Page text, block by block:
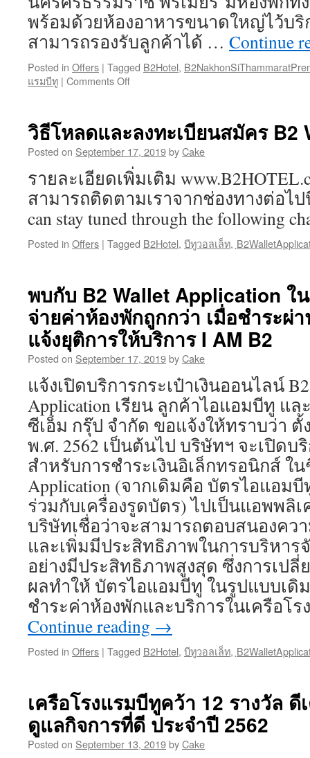
พร้อมด้วยห้องอาหารขนาดใหญ่ไว้บริ
สามารถรองรับลูกค้าได้ … Continue
Posted in Offers | Tagged B2Hotel,
แรมบีทู | Comments Off
ทำบุญ
เลี้ยง
พระ
เพื่อ
เป็น
สิริ
มงคล
เตรียม
โรง
แรม
บีทู
นครศรีธรรมราช
พรีเมียร์
วิธีโหลดและลงทะเบียนสมัคร B2
Posted on September 17, 2019byCake
รายละเอียดเพิ่มเติม
สามารถติดตามเราจากช่องทางต่อไป
can stay tuned through the
Posted in Offers | Tagged B2Hotel, บีทูวอลเล็ท,
พบกับ B2 Wallet Application ใ
จ่ายค่าห้องพักถูกกว่า เมื่อชำระผ่
แจ้งยุติการให้บริการ I AM B2
Posted on September 17, 2019byCake
แจ้งเปิดบริการกระเป๋าเงินออนไลน์
Application เรียน ลูกค้าไอแอมบีทู แล
ซีเอ็ม กรุ๊ป จำกัด ขอแจ้งให้ทราบว่า
พ.ศ. 2562 เป็นต้นไป บริษัทฯ จะเปิดบ
สำหรับการชำระเงินอิเล็กทรอนิกส์ ใน
Application (จากเดิมคือ บัตรไอแอม
ร่วมกับเครื่องรูดบัตร) ไปเป็นแอพพลิ
บริษัทเชื่อว่าจะสามารถตอบสนองคว
และเพิ่มมีประสิทธิภาพในการบริหา
อย่างมีประสิทธิภาพสูงสุด ซึ่งการเป
ผลทำให้ บัตรไอแอมบีทู ในรูปแบบเดิ
ชำระค่าห้องพักและบริการในเครือโ
Continue reading →
Posted in Offers | Tagged B2Hotel, บีทูวอลเล็ท,
เครือโรงแรมบีทูคว้า 12 รางวัล
ดูแลกิจการที่ดี ประจำปี 2562
Posted on September 13, 2019byCake